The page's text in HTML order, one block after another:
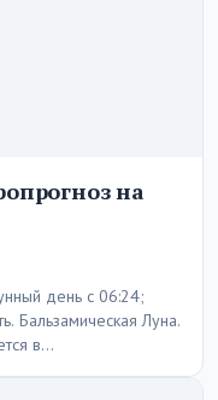
на
день с 06:24;
Бальзамическая Луна.
в…